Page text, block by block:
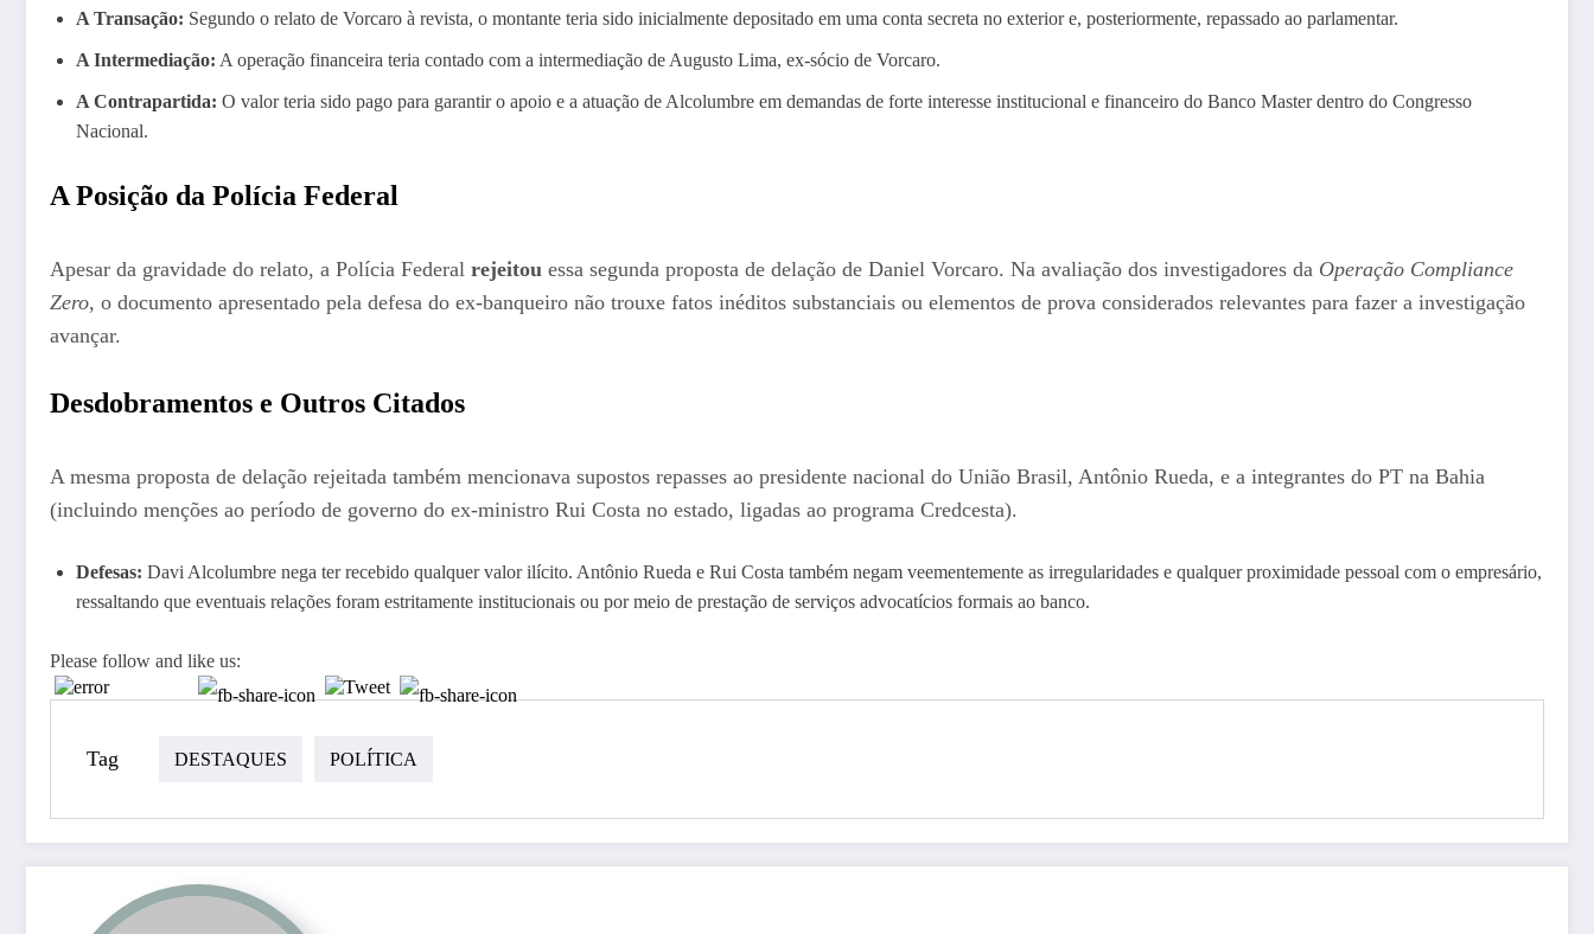
A Transação: Segundo o relato de Vorcaro à revista, o montante teria sido inicialmente depositado em uma conta secreta no exterior e, posteriormente, repassado ao parlamentar.
A Intermediação: A operação financeira teria contado com a intermediação de Augusto Lima, ex-sócio de Vorcaro.
A Contrapartida: O valor teria sido pago para garantir o apoio e a atuação de Alcolumbre em demandas de forte interesse institucional e financeiro do Banco Master dentro do Congresso
Nacional.
A Posição da Polícia Federal
Apesar da gravidade do relato, a Polícia Federal rejeitou essa segunda proposta de delação de Daniel Vorcaro. Na avaliação dos investigadores da Operação Compliance
Zero, o documento apresentado pela defesa do ex-banqueiro não trouxe fatos inéditos substanciais ou elementos de prova considerados relevantes para fazer a investigação
avançar.
Desdobramentos e Outros Citados
A mesma proposta de delação rejeitada também mencionava supostos repasses ao presidente nacional do União Brasil, Antônio Rueda, e a integrantes do PT na Bahia
(incluindo menções ao período de governo do ex-ministro Rui Costa no estado, ligadas ao programa Credcesta).
Defesas: Davi Alcolumbre nega ter recebido qualquer valor ilícito. Antônio Rueda e Rui Costa também negam veementemente as irregularidades e qualquer proximidade pessoal com o empresário,
ressaltando que eventuais relações foram estritamente institucionais ou por meio de prestação de serviços advocatícios formais ao banco.
Please follow and like us:
Tag DESTAQUES POLÍTICA